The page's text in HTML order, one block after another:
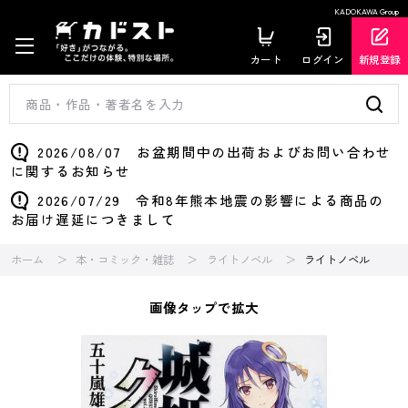
KADOKAWA Group
カート ログイン 新規登録
2026/08/07 お盆期間中の出荷およびお問い合わせ
に関するお知らせ
2026/07/29 令和8年熊本地震の影響による商品の
お届け遅延につきまして
ホーム 本・コミック・雑誌 ライトノベル ライトノベル
画像タップで拡大